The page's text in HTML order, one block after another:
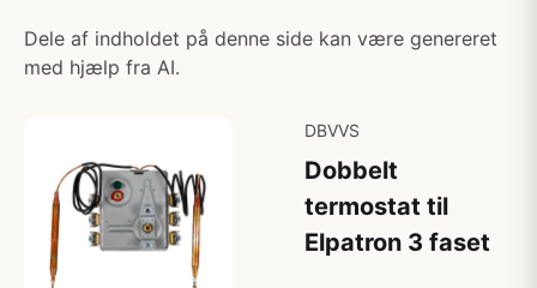
Dele af indholdet på denne side kan være genereret
med hjælp fra AI.
DBVVS
Dobbelt
termostat til
Elpatron 3 faset